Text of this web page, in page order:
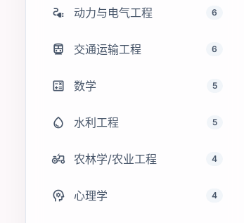
electrical_services 动力与电气工程 6
directions_transit 交通运输工程 6
calculate 数学 5
water_drop 水利工程 5
agriculture 农林学/农业工程 4
psychology 心理学 4